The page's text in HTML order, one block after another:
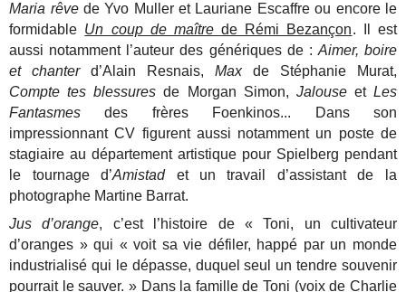
Maria rêvede Yvo Muller et Lauriane Escaffre ou encore le
formidable Un coup de maîtrede Rémi Bezançon. Il est
aussi notamment l’auteur des génériques de : Aimer, boire
et chanterd’Alain Resnais, Maxde Stéphanie Murat,
Compte tes blessures de Morgan Simon, Jalouseet Les
Fantasmes des frères Foenkinos... Dans son
impressionnant CV figurent aussi notamment un poste de
stagiaire au département artistique pour Spielberg pendant
le tournage d’Amistadet un travail d’assistant de la
photographe Martine Barrat.
Jus d’orange, c’est l’histoire de « Toni, un cultivateur
d’oranges » qui « voit sa vie défiler, happé par un monde
industrialisé qui le dépasse, duquel seul un tendre souvenir
pourrait le sauver. » Dans la famille de Toni (voix de Charlie